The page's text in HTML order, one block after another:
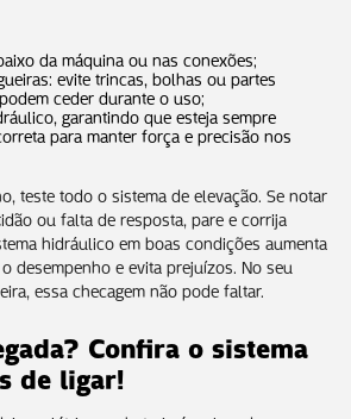
da máquina ou nas conexões;
evite trincas, bolhas ou partes
ceder durante o uso;
garantindo que esteja sempre
para manter força e precisão nos
teste todo o sistema de elevação. Se notar
ou falta de resposta, pare e corrija
hidráulico em boas condições aumenta
desempenho e evita prejuízos. No seu
essa checagem não pode faltar.
Confira o sistema
de ligar!